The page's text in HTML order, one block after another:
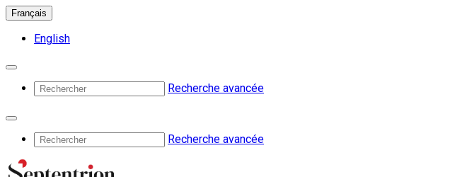
Français
English
Recherche avancée
Recherche avancée